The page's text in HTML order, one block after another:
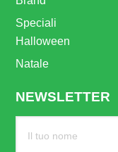
Speciali
Halloween
Natale
NEWSLETTER